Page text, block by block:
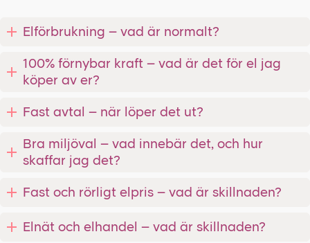
Elförbrukning – vad är normalt?
100% förnybar kraft – vad är det för el jag
köper av er?
Fast avtal – när löper det ut?
Bra miljöval – vad innebär det, och hur
skaffar jag det?
Fast och rörligt elpris – vad är skillnaden?
Elnät och elhandel – vad är skillnaden?